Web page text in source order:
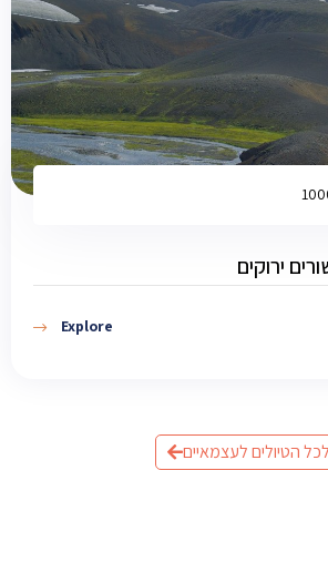
ירוקים
Explore
לכל הטיולים לעצמאיים